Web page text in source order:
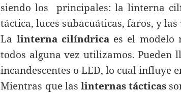
siendo los principales: la linterna
táctica, luces subacuáticas, faros, y
La linterna cilíndricaes el modelo
todos alguna vez utilizamos. Pueden
incandescentes o LED, lo cual influye
Mientras que las linternas tácticas